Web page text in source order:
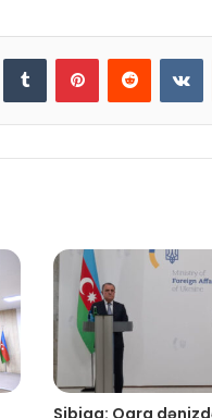
Sibiqa: Qara